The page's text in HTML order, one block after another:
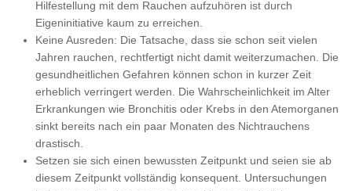
Hilfestellung mit dem Rauchen aufzuhören ist durch
Eigeninitiative kaum zu erreichen.
Keine Ausreden: Die Tatsache, dass sie schon seit vielen
Jahren rauchen, rechtfertigt nicht damit weiterzumachen. Die
gesundheitlichen Gefahren können schon in kurzer Zeit
erheblich verringert werden. Die Wahrscheinlichkeit im Alter
Erkrankungen wie Bronchitis oder Krebs in den Atemorganen
sinkt bereits nach ein paar Monaten des Nichtrauchens
drastisch.
Setzen sie sich einen bewussten Zeitpunkt und seien sie ab
diesem Zeitpunkt vollständig konsequent. Untersuchungen